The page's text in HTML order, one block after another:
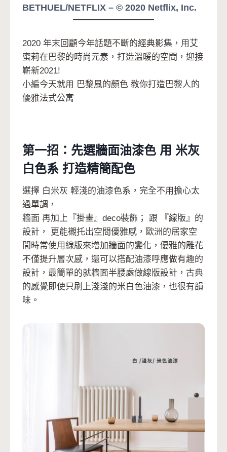
BETHUEL/NETFLIX – © 2020 Netflix, Inc.
2020 年末回顧今年話題不斷的經典影集，用艾
蜜莉在巴黎的時尚元素，打造溫暖的空間，迎接
嶄新2021!
小編今天就用 巴黎風的顏色 教你打造巴黎人的
優雅法式公寓
第一招：先選牆面油漆色 用 米灰
白色系 打造精簡配色
選擇 白米灰 輕淺的油漆色系，完全不用擔心太
過單調，
牆面 再加上『掛畫』deco裝飾； 跟 『線版』的
設計， 更能襯托出空間優雅感，歐洲的居家空
間時常使用線版來增加牆面的變化，優雅的雕花
不僅提升層次感，還可以搭配油漆呼應做有趣的
設計，最簡單的就牆面半腰處做線版設計，古典
的感覺即使只刷上淺淺的米白色油漆，也很有韻
味。